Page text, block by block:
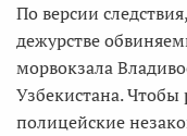
По версии
дежурстве
морвокзала
Узбекистана. Чтобы
полицейские